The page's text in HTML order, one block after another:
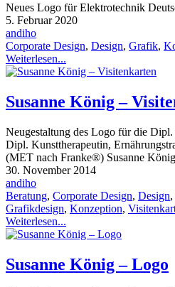
Neues Logo für Elektrotechnik
5. Februar 2020
andiho
Corporate Design, Design, Grafik,
Weiterlesen...
Susanne König –
Neugestaltung des Logo für die
Dipl. Kunsttherapeutin,
(MET nach Franke®) Susanne
30. November 2014
andiho
Beratung, Corporate Design, Design,
Grafikdesign, Konzeption,
Weiterlesen...
Susanne König – Logo